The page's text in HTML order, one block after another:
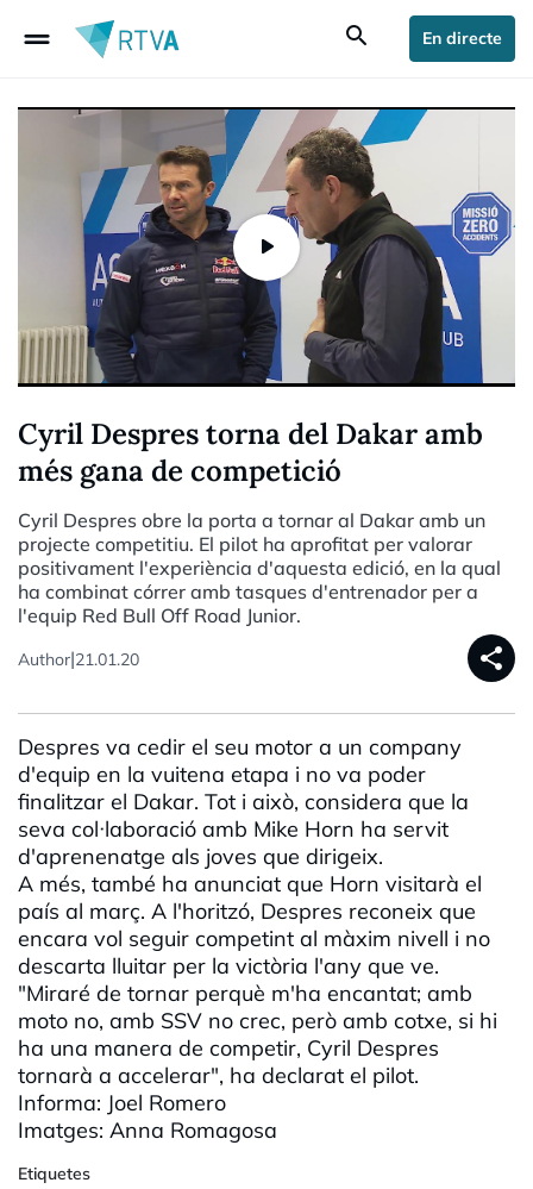
drag_handle search En directe
Cyril Despres torna del Dakar amb
més gana de competició
Cyril Despres obre la porta a tornar al Dakar amb un
projecte competitiu. El pilot ha aprofitat per valorar
positivament l'experiència d'aquesta edició, en la qual
ha combinat córrer amb tasques d'entrenador per a
l'equip Red Bull Off Road Junior.
Author|21.01.20 share
Despres va cedir el seu motor a un company
d'equip en la vuitena etapa i no va poder
finalitzar el Dakar. Tot i això, considera que la
seva col·laboració amb Mike Horn ha servit
d'aprenenatge als joves que dirigeix.
A més, també ha anunciat que Horn visitarà el
país al març. A l'horitzó, Despres reconeix que
encara vol seguir competint al màxim nivell i no
descarta lluitar per la victòria l'any que ve.
"Miraré de tornar perquè m'ha encantat; amb
moto no, amb SSV no crec, però amb cotxe, si hi
ha una manera de competir, Cyril Despres
tornarà a accelerar", ha declarat el pilot.
Informa: Joel Romero
Imatges: Anna Romagosa
Etiquetes